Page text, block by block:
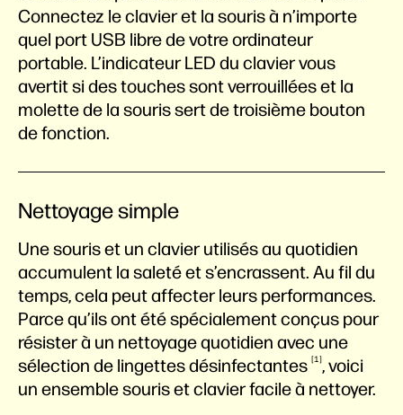
Connectez le clavier et la souris à n’importe
quel port USB libre de votre ordinateur
portable. L’indicateur LED du clavier vous
avertit si des touches sont verrouillées et la
molette de la souris sert de troisième bouton
de fonction.
Nettoyage simple
Une souris et un clavier utilisés au quotidien
accumulent la saleté et s’encrassent. Au fil du
temps, cela peut affecter leurs performances.
Parce qu’ils ont été spécialement conçus pour
résister à un nettoyage quotidien avec une
sélection de lingettesdésinfectantes 1 , voici
un ensemble souris et clavier facile à nettoyer.